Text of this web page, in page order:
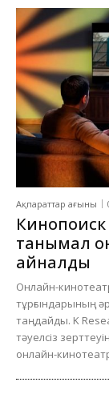
Ақпараттар ағыны
Кинопоиск
танымал
айналды
Онлайн-
тұрғындарының
таңдайды. K
тәуелсіз
онлайн-